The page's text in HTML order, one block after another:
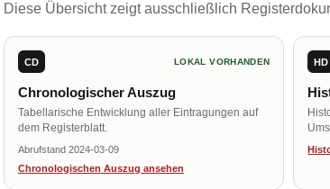
Diese Übersicht zeigt ausschließlich
CD LOKAL VORHANDEN
Chronologischer Auszug
Tabellarische Entwicklung aller Eintragungen auf
dem Registerblatt.
Abrufstand 2024-03-09
Chronologischen Auszug ansehen
HD